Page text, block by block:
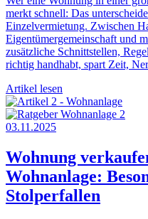
merkt schnell: Das
Einzelvermietung. Zwischen
Eigentümergemeinschaft und
zusätzliche Schnittstellen,
richtig handhabt, spart Zeit,
Artikel lesen
03.11.2025
Wohnung
Wohnanlage:
Stolperfallen